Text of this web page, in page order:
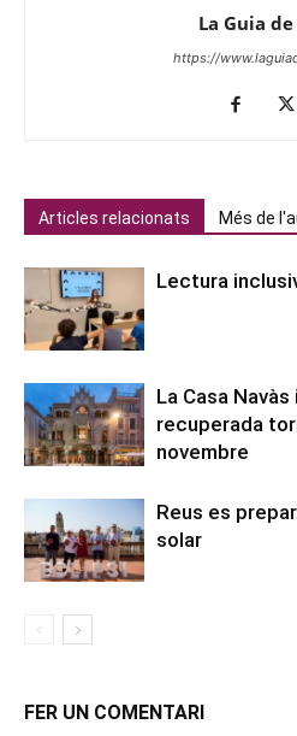
La Guia de
https://
Articles relacionats Més de
Lectura
La Casa
recuperada
novembre
Reus es
solar
FER UN COMENTARI